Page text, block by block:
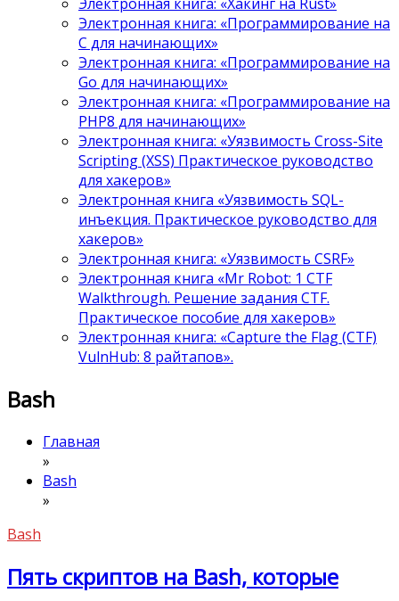
Электронная книга: «Хакинг на Rust»
Электронная книга: «Программирование на
C для начинающих»
Электронная книга: «Программирование на
Go для начинающих»
Электронная книга: «Программирование на
PHP8 для начинающих»
Электронная книга: «Уязвимость Cross-Site
Scripting (XSS) Практическое руководство
для хакеров»
Электронная книга «Уязвимость SQL-
инъекция. Практическое руководство для
хакеров»
Электронная книга: «Уязвимость CSRF»
Электронная книга «Mr Robot: 1 CTF
Walkthrough. Решение задания CTF.
Практическое пособие для хакеров»
Электронная книга: «Capture the Flag (CTF)
VulnHub: 8 райтапов».
Bash
Главная
»
Bash
»
Bash
Пять скриптов на Bash, которые